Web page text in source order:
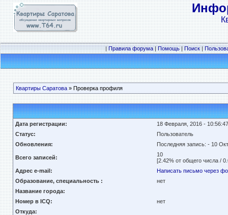
|Правила форума|Помощь|Поиск|
Квартиры Саратова» Проверка профиля
Дата регистрации:
18 Февраля, 2016 - 10:56:47
Статус:
Пользователь
Обновления:
Последняя запись: - 10
Всего записей:
10
[2.42% от общего числа /
Адрес e-mail:
Написать письмо через
Образование, специальность :
нет
Название города:
Номер в ICQ:
нет
Откуда: